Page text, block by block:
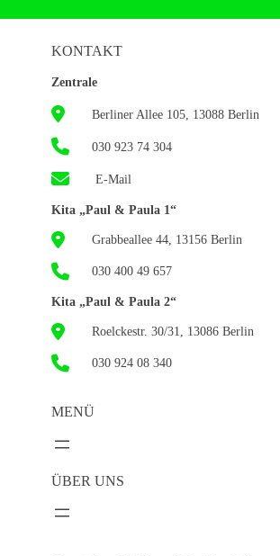
KONTAKT
Zentrale
Berliner Allee 105, 13088 Berlin
030 923 74 304
E-Mail
Kita „Paul & Paula 1“
Grabbeallee 44, 13156 Berlin
030 400 49 657
Kita „Paul & Paula 2“
Roelckestr. 30/31, 13086 Berlin
030 924 08 340
MENÜ
ÜBER UNS